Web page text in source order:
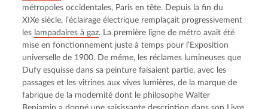
métropoles occidentales, Paris en tête. Depuis la fin du
XIXe siècle, l’éclairage électrique remplaçait progressivement
les lampadaires à gaz. La première ligne de métro avait été
mise en fonctionnement juste à temps pour l’Exposition
universelle de 1900. De même, les réclames lumineuses que
Dufy esquisse dans sa peinture faisaient partie, avec les
passages et les vitrines aux vives lumières, de la marque de
fabrique de la modernité dont le philosophe Walter